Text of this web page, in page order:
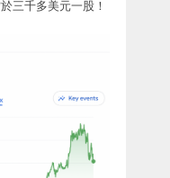
三千多美元一股！